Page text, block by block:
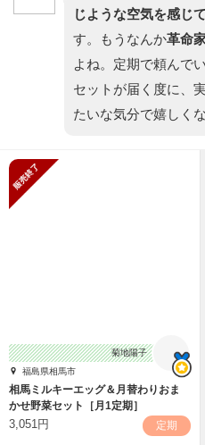
じような空気を感じ
す。もうなんか革命
よね。定期で頼んで
セットが届く度に、
たいな気分で嬉しく
菊地陽子
福島県相馬市
相馬ミルキーエッグ＆月替わりおま
かせ野菜セット［月1定期］
3,051円 定期